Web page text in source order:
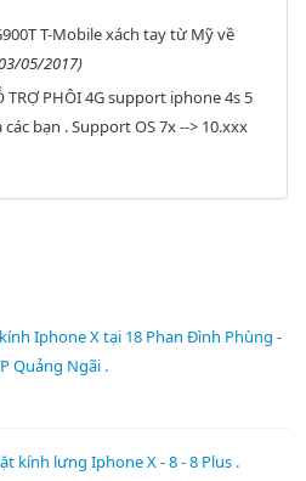
T-Mobile xách tay từ Mỹ về
05/2017)
PHÔI 4G support iphone 4s 5
bạn . Support OS 7x --> 10.xxx
Iphone X tại 18 Phan Đình Phùng -
Quảng Ngãi .
kính lưng Iphone X - 8 - 8 Plus .